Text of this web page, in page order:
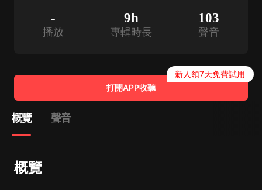
-
播放
9h
專輯時長
103
聲音
打開APP收聽
新人領7天免費試用
概覽 聲音
概覽